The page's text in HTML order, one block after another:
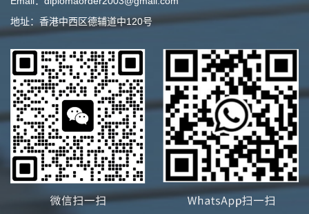
地址：香港中西区德辅道中120号